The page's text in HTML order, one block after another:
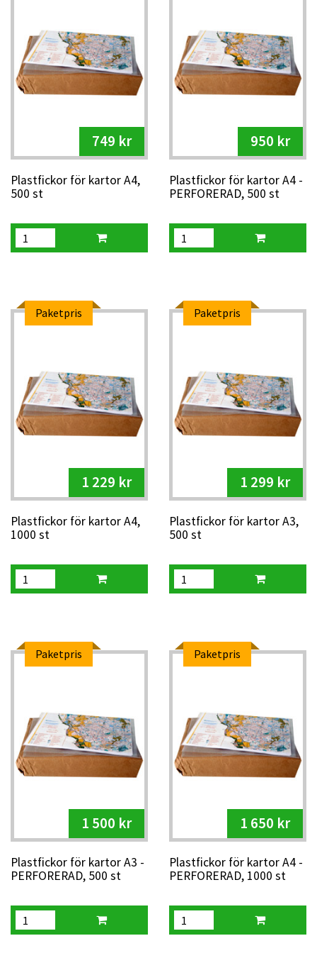
Plastfickor för kartor i A5, A4 och A3
Perforerade fickor för stafetter och växling
Slitstarka och vädertåliga för orientering i alla
miljöer
749 kr
Plastfickor för kartor A4,
500 st
950 kr
Plastfickor för kartor A4 -
PERFORERAD, 500 st
Paketpris
1 229 kr
Plastfickor för kartor A4,
1000 st
Paketpris
1 299 kr
Plastfickor för kartor A3,
500 st
Paketpris
1 500 kr
Plastfickor för kartor A3 -
PERFORERAD, 500 st
Paketpris
1 650 kr
Plastfickor för kartor A4 -
PERFORERAD, 1000 st